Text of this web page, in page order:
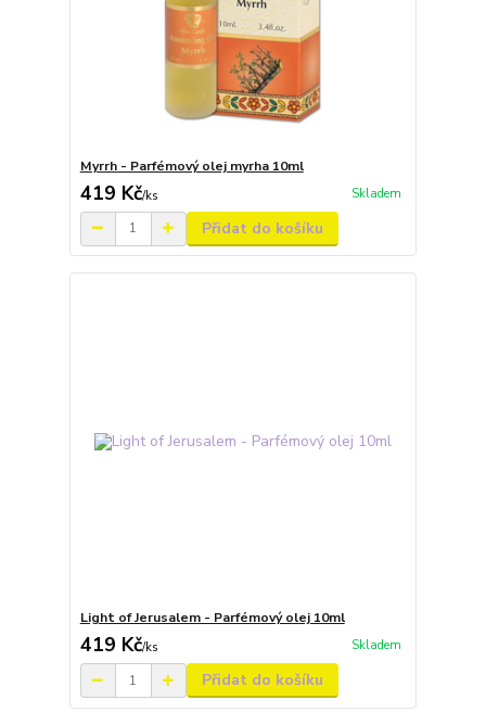
Myrrh - Parfémový olej myrha 10ml
419 Kč/ks Skladem
Přidat do košíku
Light of Jerusalem - Parfémový olej 10ml
419 Kč/ks Skladem
Přidat do košíku